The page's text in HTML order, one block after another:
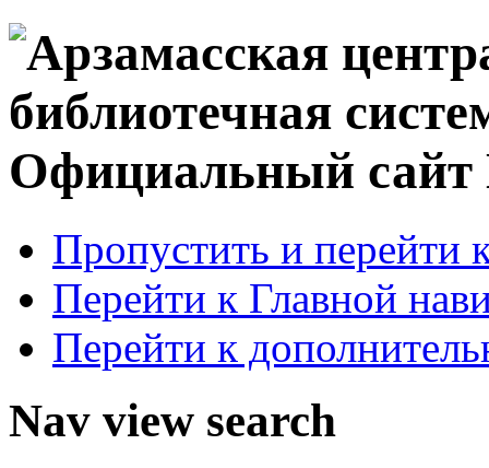
Официальный
Пропустить и перейти
Перейти к Главной
Перейти к
Nav view search